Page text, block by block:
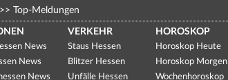
Top-Meldungen
News
News
News
VERKEHR
Staus Hessen
Blitzer Hessen
Unfälle Hessen
HOROSKOP
Horoskop Heute
Horoskop Morgen
Wochenhoroskop